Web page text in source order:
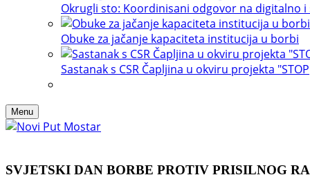
Okrugli sto: Koordinisani odgovor na digitalno i
Obuke za jačanje kapaciteta institucija u borbi
Sastanak s CSR Čapljina u okviru projekta "STOP
Menu
SVJETSKI DAN BORBE PROTIV PRISILNOG